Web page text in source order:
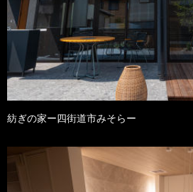
紡ぎの家ー四街道市みそらー